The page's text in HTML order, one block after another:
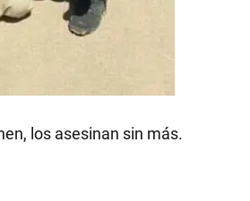
los asesinan sin más.